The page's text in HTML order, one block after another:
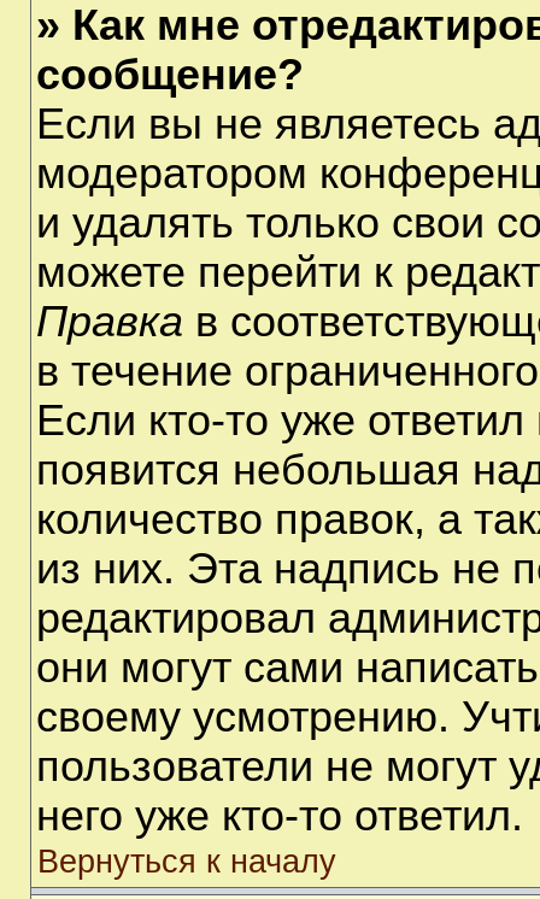
» Как мне
сообщение?
Если вы не являетесь
модератором
и удалять только свои
можете перейти к
Правка в
в течение
Если кто-то уже
появится небольшая
количество правок, а
из них. Эта надпись не
редактировал
они могут сами
своему усмотрению.
пользователи не могут
него уже кто-то ответил.
Вернуться к началу